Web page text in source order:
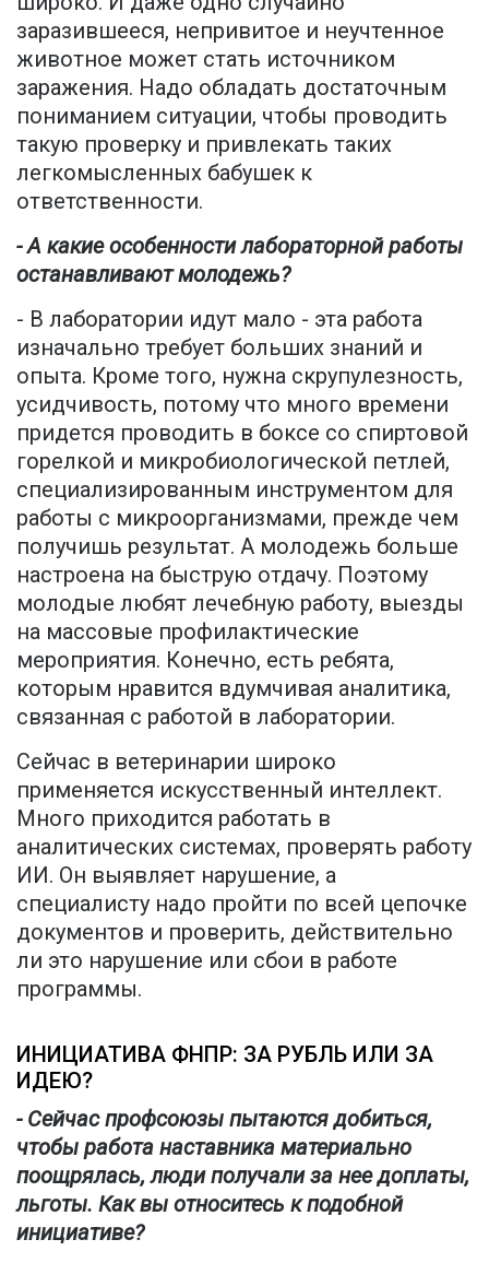
заразившееся, непривитое и неучтенное
животное может стать источником
заражения. Надо обладать достаточным
пониманием ситуации, чтобы проводить
такую проверку и привлекать таких
легкомысленных бабушек к
ответственности.
- А какие особенности лабораторной работы
останавливают молодежь?
- В лаборатории идут мало - эта работа
изначально требует больших знаний и
опыта. Кроме того, нужна скрупулезность,
усидчивость, потому что много времени
придется проводить в боксе со спиртовой
горелкой и микробиологической петлей,
специализированным инструментом для
работы с микроорганизмами, прежде чем
получишь результат. А молодежь больше
настроена на быструю отдачу. Поэтому
молодые любят лечебную работу, выезды
на массовые профилактические
мероприятия. Конечно, есть ребята,
которым нравится вдумчивая аналитика,
связанная с работой в лаборатории.
Сейчас в ветеринарии широко
применяется искусственный интеллект.
Много приходится работать в
аналитических системах, проверять работу
ИИ. Он выявляет нарушение, а
специалисту надо пройти по всей цепочке
документов и проверить, действительно
ли это нарушение или сбои в работе
программы.
ИНИЦИАТИВА ФНПР: ЗА РУБЛЬ ИЛИ ЗА
ИДЕЮ?
- Сейчас профсоюзы пытаются добиться,
чтобы работа наставника материально
поощрялась, люди получали за нее доплаты,
льготы. Как вы относитесь к подобной
инициативе?